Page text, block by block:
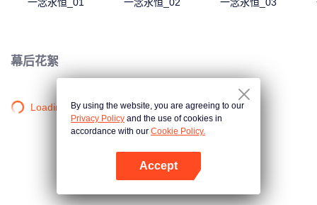
幕后花絮
Loading…By using the website, you are agreeing to our
Privacy Policy and the use of cookies in
accordance with our Cookie Policy.
Accept